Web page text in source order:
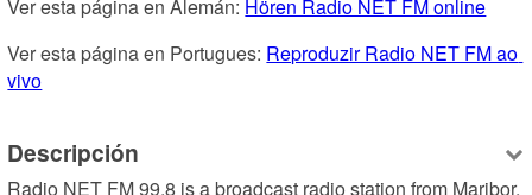
Ver esta página en Alemán: Hören Radio NET FM online
Ver esta página en Portugues: Reproduzir Radio NET FM ao
vivo
Descripción
Radio NET FM 99.8 is a broadcast radio station from Maribor,